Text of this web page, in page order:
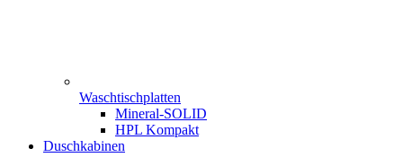
Waschtischplatten
Mineral-SOLID
HPL Kompakt
Duschkabinen